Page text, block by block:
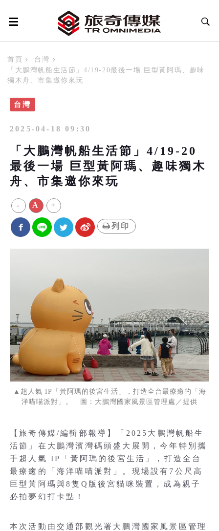
首頁
台灣
「大鵬灣帆船生活節」4/19-20最後一場 巨型黃阿瑪、趣味
獨木舟、市集邀你來玩
台灣
2025-04-18 09:30
「大鵬灣帆船生活節」4/19-20
最後一場 巨型黃阿瑪、趣味獨木
舟、市集邀你來玩
- A +
列印
▲超人氣 IP「黃阿瑪的後宮生活」，打造全台最療癒的「海
洋喵喵派對」。 圖：大鵬灣國家風景區管理處／提供
【旅奇傳媒/編輯部報導】「2025大鵬灣帆船生
活節」在大鵬灣濱灣碼頭盛大展開，今年特別攜
手超人氣 IP「黃阿瑪的後宮生活」，打造全台
最療癒的「海洋喵喵派對」。現場設有7公尺高
巨型黃阿瑪與8隻Q版後宮貓咪裝置，成為親子
必拍夢幻打卡點！
本次活動由交通部觀光署大鵬灣國家風景區管理